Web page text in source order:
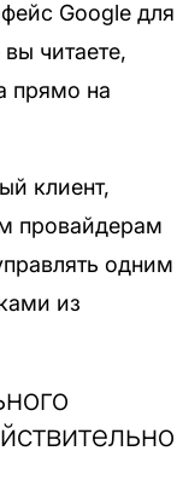
Google для
читаете,
прямо на
клиент,
провайдерам
одним
из